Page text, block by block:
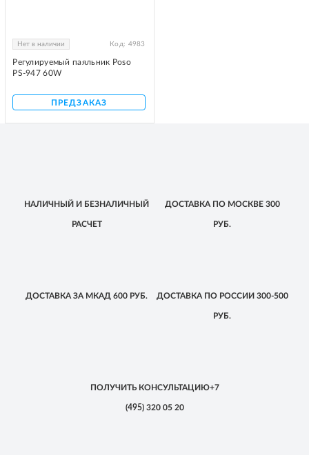
Нет в наличии Код: 4983
Регулируемый паяльник Poso
PS-947 60W
ПРЕДЗАКАЗ
НАЛИЧНЫЙ И БЕЗНАЛИЧНЫЙ
РАСЧЕТ
ДОСТАВКАПО МОСКВЕ300
РУБ.
ДОСТАВКА ЗА МКАД 600 РУБ. ДОСТАВКАПО РОССИИ 300-500
РУБ.
ПОЛУЧИТЬ КОНСУЛЬТАЦИЮ+7
(495)320 05 20